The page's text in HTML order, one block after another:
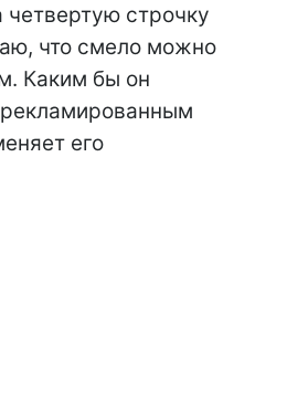
четвертую строчку
что смело можно
Каким бы он
его